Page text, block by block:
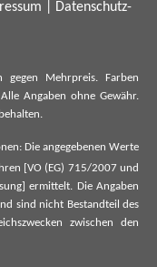
Datenschutz-
gegen Mehrpreis. Farben
Angaben ohne Gewähr.
Die angegebenen Werte
[VO (EG) 715/2007 und
ermittelt. Die Angaben
sind nicht Bestandteil des
zwischen den